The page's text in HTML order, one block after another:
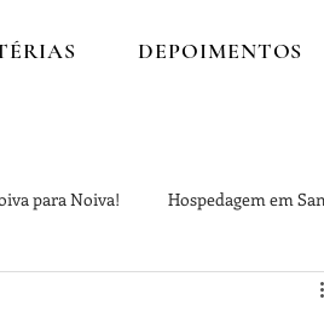
DEPOIMENTOS
para Noiva! Hospedagem em